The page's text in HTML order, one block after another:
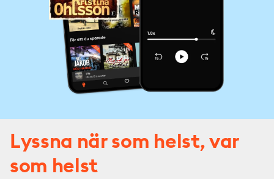
Lyssna när som helst, var
som helst